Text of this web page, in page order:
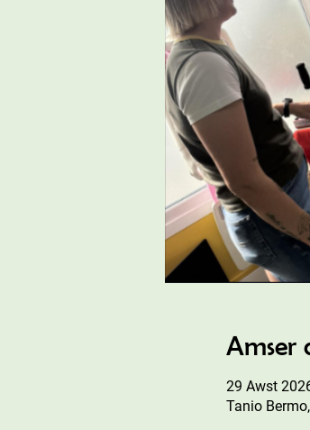
Amser
29 Awst
Tanio